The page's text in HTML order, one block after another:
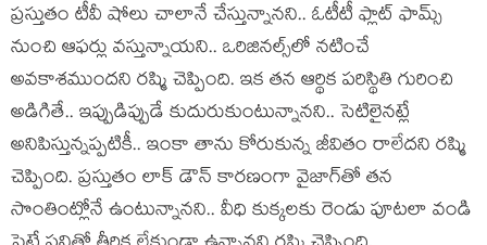
ప్రస్తుతం టీవీ షోలు చాలానే చేస్తున్నానని.. ఓటీటీ ఫ్లాట్ ఫామ్స్
నుంచి ఆఫర్లు వస్తున్నాయని.. ఒరిజినల్స్‌లో నటించే
అవకాశముందని రష్మి చెప్పింది. ఇక తన ఆర్థిక పరిస్థితి గురించి
అడిగితే.. ఇప్పుడిప్పుడే కుదురుకుంటున్నానని.. సెటిలైనట్లే
అనిపిస్తున్నప్పటికీ.. ఇంకా తాను కోరుకున్న జీవితం రాలేదని రష్మి
చెప్పింది. ప్రస్తుతం లాక్ డౌన్ కారణంగా వైజాగ్‌తో తన
సొంతింట్లోనే ఉంటున్నానని.. వీధి కుక్కలకు రెండు పూటలా వండి